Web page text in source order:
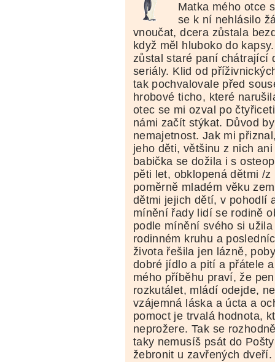
Matka mého otce
se k ní nehlásilo
vnoučat, dcera zůstala
když měl hluboko do
zůstal staré paní chátrající
seriály. Klid od
tak pochvalovale před
hrobové ticho, které
otec se mi ozval po
námi začít stýkat. Důvod
nemajetnost. Jak mi
jeho děti, většinu z nich
babička se dožila i s
pěti let, obklopená dětmi /
poměrně mladém věku
dětmi jejich dětí, v pohodlí
mínění řady lidí se rodině
podle mínění svého si
rodinném kruhu a
života řešila jen lázně,
dobré jídlo a pití a přátele
mého příběhu praví, že
rozkutálet, mládí odejde,
vzájemná láska a úcta a
pomoct je trvalá hodnota,
neprožere. Tak se
taky nemusíš psát do
žebronit u zavřených dveří.